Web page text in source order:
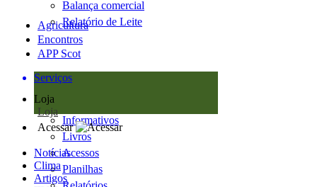
Balança comercial
Relatório de Leite
Agricultura
Encontros
APP Scot
Serviços
Loja
Loja
Informativos
Livros
Acessos
Planilhas
Acessar
Notícias
Clima
Artigos